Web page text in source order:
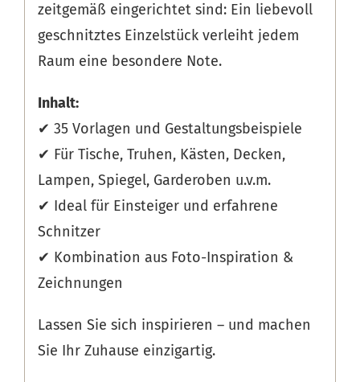
zeitgemäß eingerichtet sind: Ein liebevoll
geschnitztes Einzelstück verleiht jedem
Raum eine besondere Note.
Inhalt:
✔ 35 Vorlagen und Gestaltungsbeispiele
✔ Für Tische, Truhen, Kästen, Decken,
Lampen, Spiegel, Garderoben u.v.m.
✔ Ideal für Einsteiger und erfahrene
Schnitzer
✔ Kombination aus Foto-Inspiration &
Zeichnungen
Lassen Sie sich inspirieren – und machen
Sie Ihr Zuhause einzigartig.